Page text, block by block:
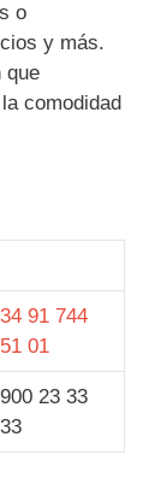
o
y más.
que
comodidad
34 91 744
51 01
900 23 33
33